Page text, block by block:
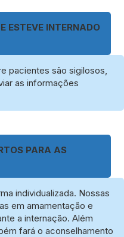
ESTEVE INTERNADO
pacientes são sigilosos,
as informações
PARA AS
individualizada. Nossas
em amamentação e
a internação. Além
fará o aconselhamento